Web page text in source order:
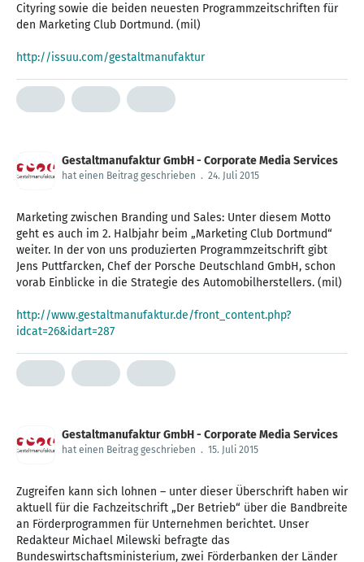
‪Cityring‬ sowie die beiden neuesten Programmzeitschriften für
den ‪Marketing Club‬ ‪Dortmund‬. (mil)
http://issuu.com/gestaltmanufaktur
Gestaltmanufaktur GmbH - Corporate Media Services
hat einen Beitrag geschrieben . 24. Juli 2015
Marketing‬ zwischen Branding und Sales: Unter diesem Motto
geht es auch im 2. Halbjahr beim „Marketing Club Dortmund“
weiter. In der von uns produzierten Programmzeitschrift gibt
Jens ‪Puttfarcken‬, Chef der ‪Porsche‬ Deutschland GmbH, schon
vorab Einblicke in die Strategie des Automobilherstellers. (mil)
http://www.gestaltmanufaktur.de/front_content.php?
idcat=26&idart=287
Gestaltmanufaktur GmbH - Corporate Media Services
hat einen Beitrag geschrieben . 15. Juli 2015
Zugreifen kann sich lohnen – unter dieser Überschrift haben wir
aktuell für die Fachzeitschrift ‪„Der Betrieb‬“ über die Bandbreite
an Förderprogrammen für ‪Unternehmen‬ berichtet. Unser
Redakteur Michael Milewski befragte das
‪Bundeswirtschaftsministerium‬, zwei Förderbanken‬ der Länder